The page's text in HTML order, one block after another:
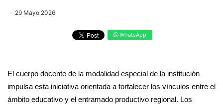
29 Mayo 2026
WhatsApp
El cuerpo docente de la modalidad especial de la institución
impulsa esta iniciativa orientada a fortalecer los vínculos entre el
ámbito educativo y el entramado productivo regional. Los